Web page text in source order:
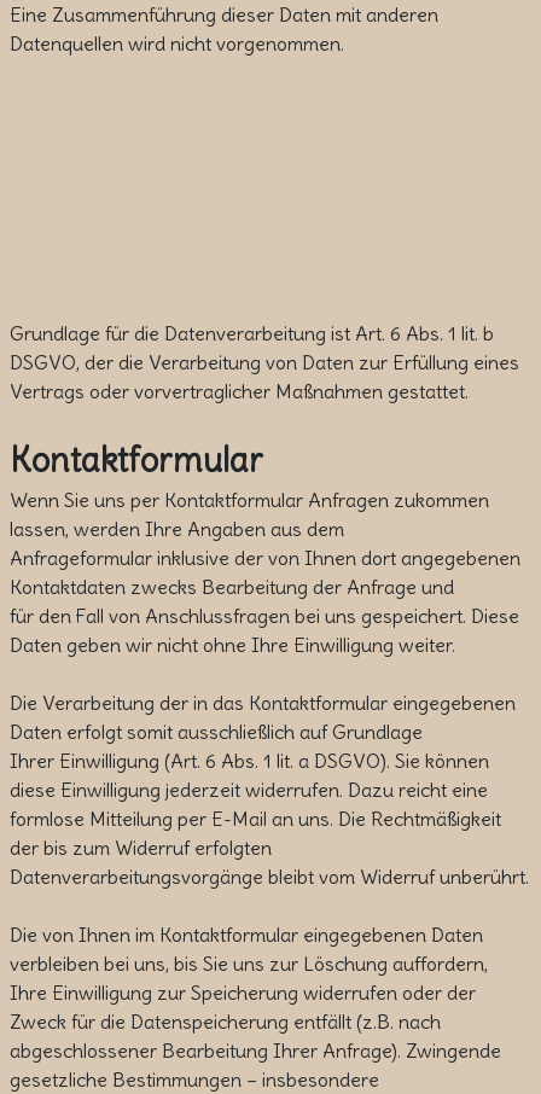
Eine Zusammenführung dieser Daten mit anderen
Datenquellen wird nicht vorgenommen.
Grundlage für die Datenverarbeitung ist Art. 6 Abs. 1 lit. b
DSGVO, der die Verarbeitung von Daten zur Erfüllung eines
Vertrags oder vorvertraglicher Maßnahmen gestattet.
Kontaktformular
Wenn Sie uns per Kontaktformular Anfragen zukommen
lassen, werden Ihre Angaben aus dem
Anfrageformular inklusive der von Ihnen dort angegebenen
Kontaktdaten zwecks Bearbeitung der Anfrage und
für den Fall von Anschlussfragen bei uns gespeichert. Diese
Daten geben wir nicht ohne Ihre Einwilligung weiter.
Die Verarbeitung der in das Kontaktformular eingegebenen
Daten erfolgt somit ausschließlich auf Grundlage
Ihrer Einwilligung (Art. 6 Abs. 1 lit. a DSGVO). Sie können
diese Einwilligung jederzeit widerrufen. Dazu reicht eine
formlose Mitteilung per E-Mail an uns. Die Rechtmäßigkeit
der bis zum Widerruf erfolgten
Datenverarbeitungsvorgänge bleibt vom Widerruf unberührt.
Die von Ihnen im Kontaktformular eingegebenen Daten
verbleiben bei uns, bis Sie uns zur Löschung auffordern,
Ihre Einwilligung zur Speicherung widerrufen oder der
Zweck für die Datenspeicherung entfällt (z.B. nach
abgeschlossener Bearbeitung Ihrer Anfrage). Zwingende
gesetzliche Bestimmungen – insbesondere